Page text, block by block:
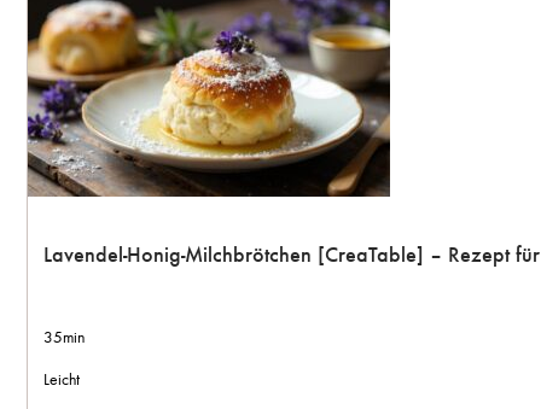
Lavendel-Honig-Milchbrötchen [CreaTable] – Rezept
35min
Leicht